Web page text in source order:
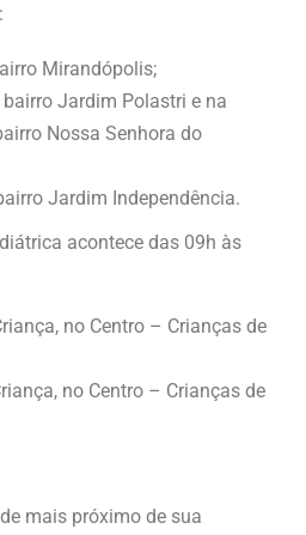
Mirandópolis;
bairro Jardim Polastri e na
Nossa Senhora do
Jardim Independência.
acontece das 09h às
no Centro – Crianças de
no Centro – Crianças de
mais próximo de sua